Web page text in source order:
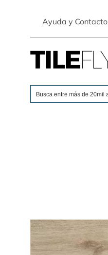
Ayuda y Contacto